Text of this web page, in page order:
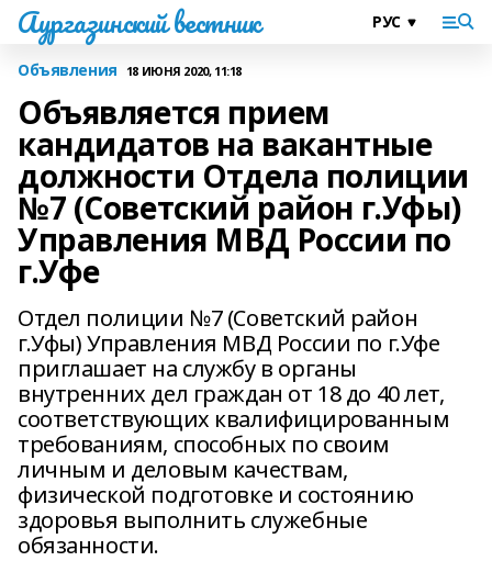
Аургазинский вестник
Объявления 18 ИЮНЯ 2020, 11:18
Объявляется прием
кандидатов на вакантные
должности Отдела полиции
№7 (Советский район г.Уфы)
Управления МВД России по
г.Уфе
Отдел полиции №7 (Советский район
г.Уфы) Управления МВД России по г.Уфе
приглашает на службу в органы
внутренних дел граждан от 18 до 40 лет,
соответствующих квалифицированным
требованиям, способных по своим
личным и деловым качествам,
физической подготовке и состоянию
здоровья выполнить служебные
обязанности.